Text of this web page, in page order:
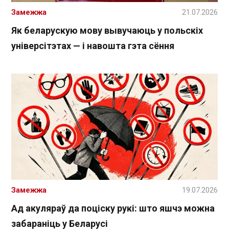
Як беларускую мову вывучаюць у польскіх
універсітэтах — і навошта гэта сёння
Замежжа 21.07.2026
Ад акуляраў да поціску рукі: што яшчэ можна
забараніць у Беларусі
Замежжа 19.07.2026